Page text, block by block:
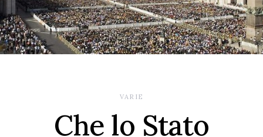
VARIE
Che lo Stato